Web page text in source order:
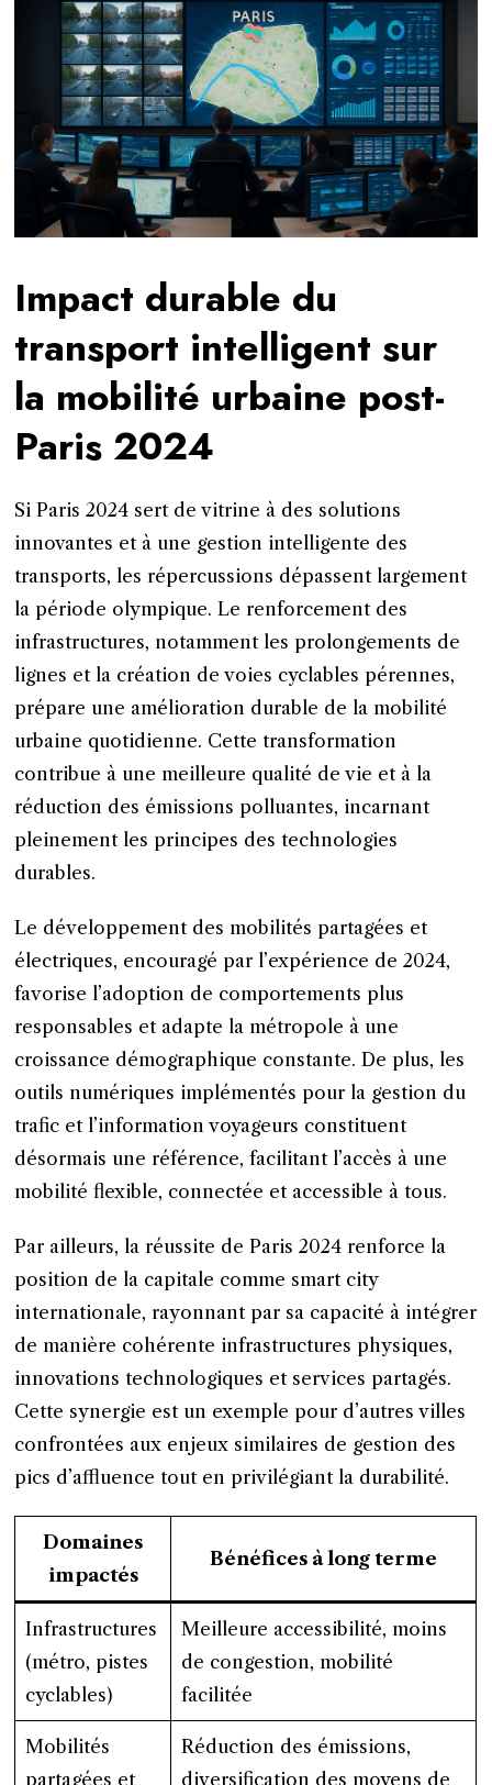
Impact durable du
transport intelligent sur
la mobilité urbaine post-
Paris 2024
Si Paris 2024 sert de vitrine à des solutions
innovantes et à une gestion intelligente des
transports, les répercussions dépassent largement
la période olympique. Le renforcement des
infrastructures, notamment les prolongements de
lignes et la création de voies cyclables pérennes,
prépare une amélioration durable de la mobilité
urbaine quotidienne. Cette transformation
contribue à une meilleure qualité de vie et à la
réduction des émissions polluantes, incarnant
pleinement les principes des technologies
durables.
Le développement des mobilités partagées et
électriques, encouragé par l’expérience de 2024,
favorise l’adoption de comportements plus
responsables et adapte la métropole à une
croissance démographique constante. De plus, les
outils numériques implémentés pour la gestion du
trafic et l’information voyageurs constituent
désormais une référence, facilitant l’accès à une
mobilité flexible, connectée et accessible à tous.
Par ailleurs, la réussite de Paris 2024 renforce la
position de la capitale comme smart city
internationale, rayonnant par sa capacité à intégrer
de manière cohérente infrastructures physiques,
innovations technologiques et services partagés.
Cette synergie est un exemple pour d’autres villes
confrontées aux enjeux similaires de gestion des
pics d’affluence tout en privilégiant la durabilité.
Domaines
impactés
Bénéfices à long terme
Infrastructures
(métro, pistes
cyclables)
Meilleure accessibilité, moins
de congestion, mobilité
facilitée
Mobilités
partagées et
Réduction des émissions,
diversification des moyens de